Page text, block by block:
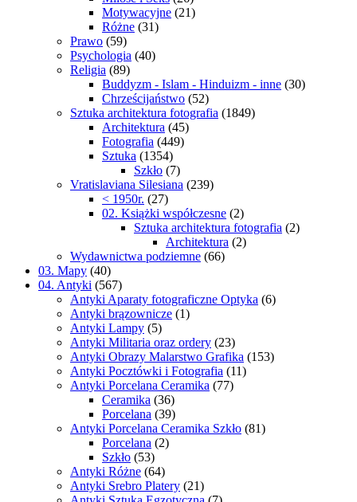
Motywacyjne (21)
Różne (31)
Prawo (59)
Psychologia (40)
Religia (89)
Buddyzm - Islam - Hinduizm - inne (30)
Chrześcijaństwo (52)
Sztuka architektura fotografia (1849)
Architektura (45)
Fotografia (449)
Sztuka (1354)
Szkło (7)
Vratislaviana Silesiana (239)
< 1950r. (27)
02. Książki współczesne (2)
Sztuka architektura fotografia (2)
Architektura (2)
Wydawnictwa podziemne (66)
03. Mapy (40)
04. Antyki (567)
Antyki Aparaty fotograficzne Optyka (6)
Antyki brązownicze (1)
Antyki Lampy (5)
Antyki Militaria oraz ordery (23)
Antyki Obrazy Malarstwo Grafika (153)
Antyki Pocztówki i Fotografia (11)
Antyki Porcelana Ceramika (77)
Ceramika (36)
Porcelana (39)
Antyki Porcelana Ceramika Szkło (81)
Porcelana (2)
Szkło (53)
Antyki Różne (64)
Antyki Srebro Platery (21)